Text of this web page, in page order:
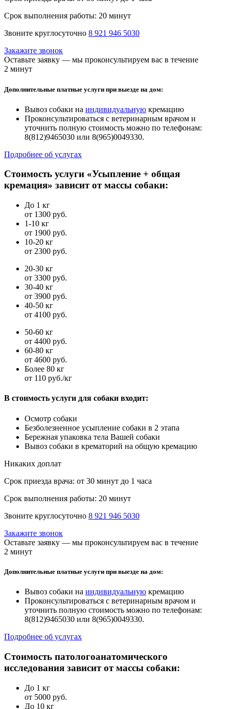
Срок выполнения работы: 20 минут
Звоните круглосуточно 8 921 946 5030
Закажите звонок
Оставьте заявку — мы проконсультируем вас в течение
2 минут
Дополнительные платные услуги при выезде на дом:
Вывоз собаки на индивидуальную кремацию
Проконсультироваться с ветеринарным врачом и
уточнить полную стоимость можно по телефонам:
8(812)9465030 или 8(965)0049330.
Подробнее об услугах
Стоимость услуги «Усыпление + общая
кремация» зависит от массы собаки:
До 1 кг
от 1300 руб.
1-10 кг
от 1900 руб.
10-20 кг
от 2300 руб.
20-30 кг
от 3300 руб.
30-40 кг
от 3900 руб.
40-50 кг
от 4100 руб.
50-60 кг
от 4400 руб.
60-80 кг
от 4600 руб.
Более 80 кг
от 110 руб./кг
В стоимость услуги для собаки входит:
Осмотр собаки
Безболезненное усыпление собаки в 2 этапа
Бережная упаковка тела Вашей собаки
Вывоз собаки в крематорий на общую кремацию
Никаких доплат
Срок приезда врача: от 30 минут до 1 часа
Срок выполнения работы: 20 минут
Звоните круглосуточно 8 921 946 5030
Закажите звонок
Оставьте заявку — мы проконсультируем вас в течение
2 минут
Дополнительные платные услуги при выезде на дом:
Вывоз собаки на индивидуальную кремацию
Проконсультироваться с ветеринарным врачом и
уточнить полную стоимость можно по телефонам:
8(812)9465030 или 8(965)0049330.
Подробнее об услугах
Стоимость патологоанатомического
исследования зависит от массы собаки:
До 1 кг
от 5000 руб.
До 10 кг